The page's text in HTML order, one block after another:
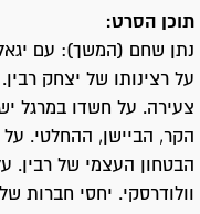
תוכן הסרט:
נתן שחם (המשך): עם
על רצינותו של יצחק
צעירה. על חשדו במרגל
הקר, הביישן, ההחלטי.
הבטחון העצמי של רבין.
וולודרסקי. יחסי חברות